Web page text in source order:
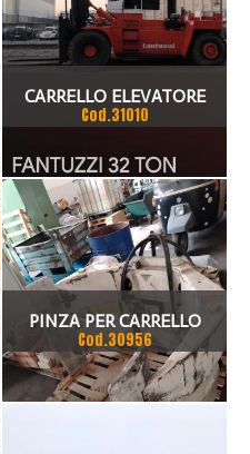
CARRELLO ELEVATORE
Cod.31010
PINZA PER CARRELLO
Cod.30956